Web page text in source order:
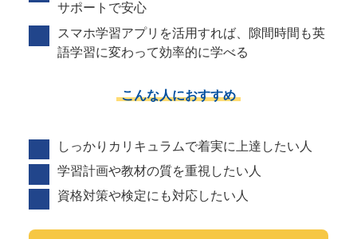
サポートで安心
スマホ学習アプリを活用すれば、隙間時間も英
語学習に変わって効率的に学べる
こんな人におすすめ
しっかりカリキュラムで着実に上達したい人
学習計画や教材の質を重視したい人
資格対策や検定にも対応したい人